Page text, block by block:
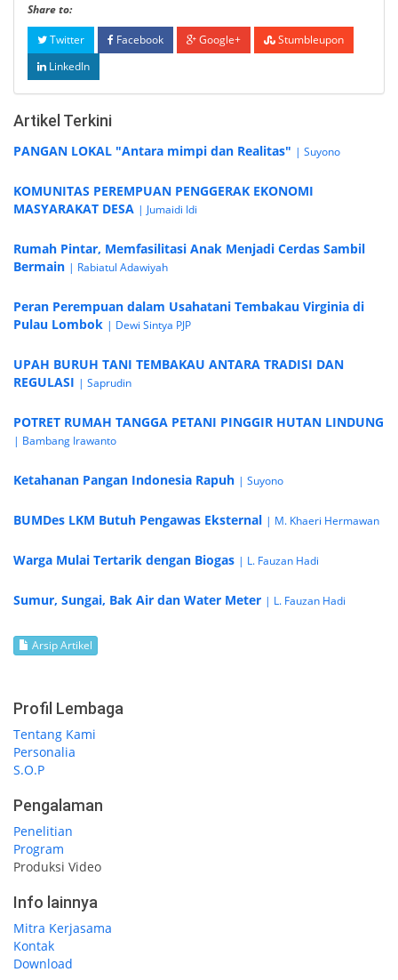
Share to:
Twitter Facebook Google+
Stumbleupon
LinkedIn
Artikel Terkini
PANGAN LOKAL "Antara mimpi dan Realitas" | Suyono
KOMUNITAS PEREMPUAN PENGGERAK EKONOMI
MASYARAKAT DESA | Jumaidi Idi
Rumah Pintar, Memfasilitasi Anak Menjadi Cerdas Sambil
Bermain | Rabiatul Adawiyah
Peran Perempuan dalam Usahatani Tembakau Virginia di
Pulau Lombok | Dewi Sintya PJP
UPAH BURUH TANI TEMBAKAU ANTARA TRADISI DAN
REGULASI | Saprudin
POTRET RUMAH TANGGA PETANI PINGGIR HUTAN LINDUNG
| Bambang Irawanto
Ketahanan Pangan Indonesia Rapuh | Suyono
BUMDes LKM Butuh Pengawas Eksternal | M. Khaeri Hermawan
Warga Mulai Tertarik dengan Biogas | L. Fauzan Hadi
Sumur, Sungai, Bak Air dan Water Meter | L. Fauzan Hadi
Arsip Artikel
Profil Lembaga
Tentang Kami
Personalia
S.O.P
Pengalaman
Penelitian
Program
Produksi Video
Info lainnya
Mitra Kerjasama
Kontak
Download